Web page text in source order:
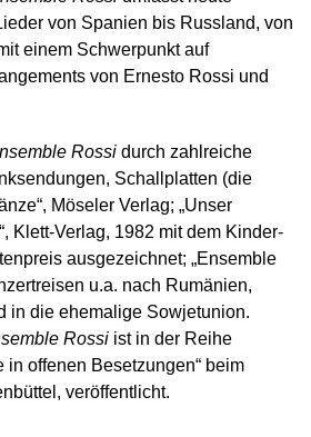
von Spanien bis Russland, von
einem Schwerpunkt auf
von Ernesto Rossi und
Rossi durch zahlreiche
Schallplatten (die
Möseler Verlag; „Unser
Klett-Verlag, 1982 mit dem Kinder-
ausgezeichnet; „Ensemble
u.a. nach Rumänien,
in die ehemalige Sowjetunion.
Rossi ist in der Reihe
in offenen Besetzungen“ beim
veröffentlicht.